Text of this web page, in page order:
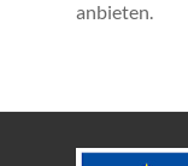
anbieten.